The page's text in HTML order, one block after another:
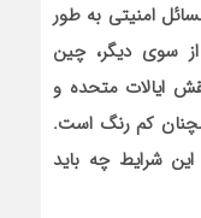
امنیتی به طور
سوی دیگر، چین
ایالات متحده و
همچنان کم رنگ است.
شرایط چه باید